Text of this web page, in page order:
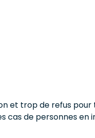
et trop de refus pour
cas de personnes